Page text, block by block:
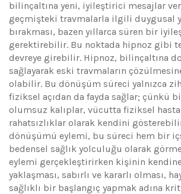
bilinçaltına yeni, iyileştirici mesajlar
geçmişteki travmalarla ilgili duygusal
bırakması, bazen yıllarca süren bir
gerektirebilir. Bu noktada hipnoz gibi
devreye girebilir. Hipnoz, bilinçaltına
sağlayarak eski travmaların
olabilir. Bu dönüşüm süreci yalnızca
fiziksel açıdan da fayda sağlar; çünkü
olumsuz kalıplar, vücutta fiziksel
rahatsızlıklar olarak kendini
dönüşümü eylemi, bu süreci hem bir
bedensel sağlık yolculuğu olarak
eylemi gerçekleştirirken kişinin
yaklaşması, sabırlı ve kararlı olması,
sağlıklı bir başlangıç yapmak adına